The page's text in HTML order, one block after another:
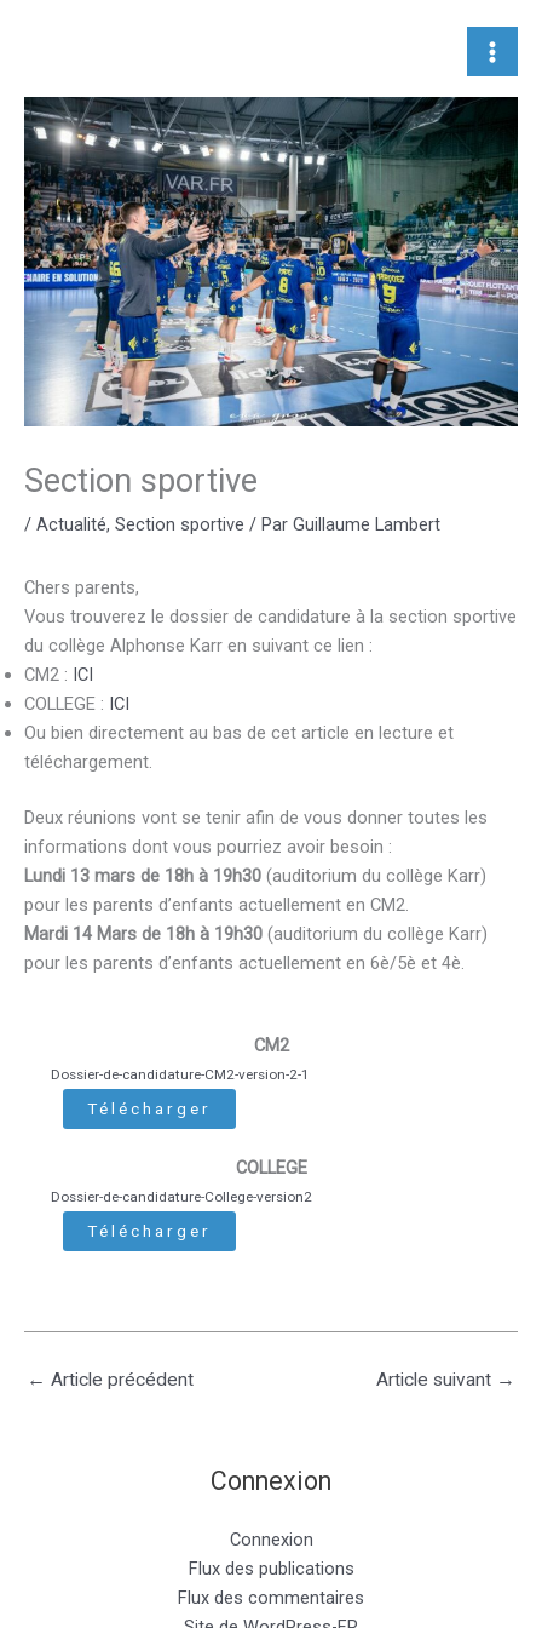
Section sportive
/ Actualité, Section sportive / Par Guillaume Lambert
Chers parents,
Vous trouverez le dossier de candidature à la section sportive
du collège Alphonse Karr en suivant ce lien :
CM2 : ICI
COLLEGE : ICI
Ou bien directement au bas de cet article en lecture et
téléchargement.
Deux réunions vont se tenir afin de vous donner toutes les
informations dont vous pourriez avoir besoin :
Lundi 13 mars de 18h à 19h30 (auditorium du collège Karr)
pour les parents d’enfants actuellement en CM2.
Mardi 14 Mars de 18h à 19h30 (auditorium du collège Karr)
pour les parents d’enfants actuellement en 6è/5è et 4è.
CM2
Dossier-de-candidature-CM2-version-2-1
Télécharger
COLLEGE
Dossier-de-candidature-College-version2
Télécharger
← Article précédent Article suivant →
Connexion
Connexion
Flux des publications
Flux des commentaires